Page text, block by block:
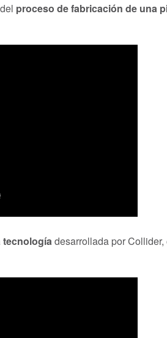
proceso de fabricación de una
tecnologíadesarrollada por